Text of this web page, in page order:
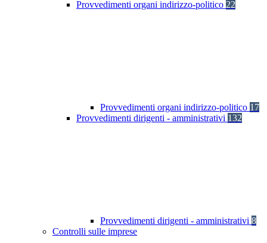
Provvedimenti organi indirizzo-politico 22
Provvedimenti organi indirizzo-politico 17
Provvedimenti dirigenti - amministrativi 132
Provvedimenti dirigenti - amministrativi 8
Controlli sulle imprese